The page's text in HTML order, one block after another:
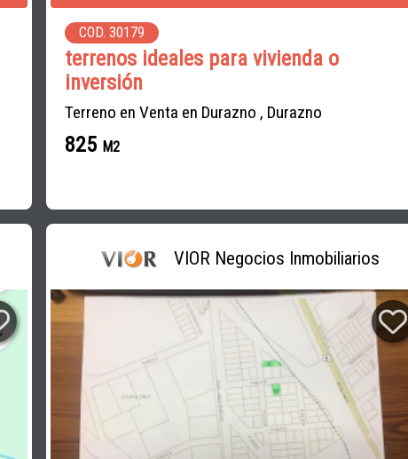
COD. 30179
terrenos ideales para vivienda o
inversión
Terreno en Venta en Durazno , Durazno
825 M2
VIOR Negocios Inmobiliarios